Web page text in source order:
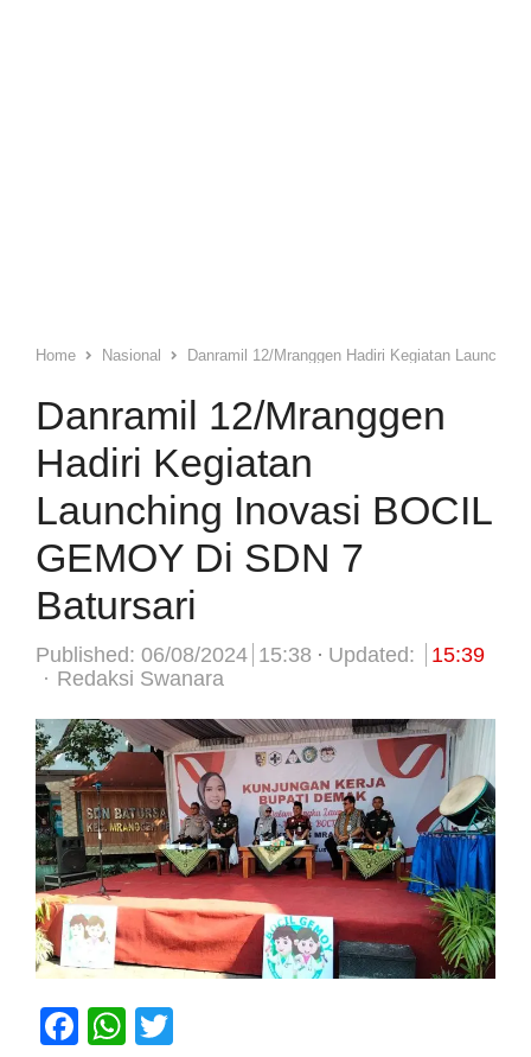
Home Nasional Danramil 12/Mranggen Hadiri Kegiatan
Danramil 12/Mranggen
Hadiri Kegiatan
Launching Inovasi BOCIL
GEMOY Di SDN 7
Batursari
Published: 06/08/2024 15:38 Updated:
15:39
Author
Redaksi Swanara
Facebook
WhatsApp